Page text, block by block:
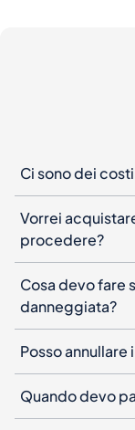
Ci sono dei
Vorrei
procedere?
Cosa devo fare
danneggiata?
Posso annullare
Quando devo